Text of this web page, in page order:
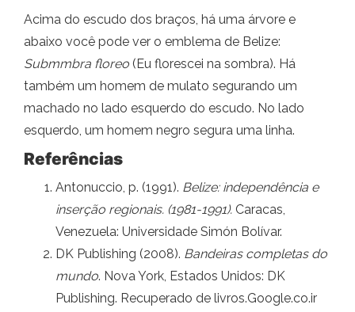
Acima do escudo dos braços, há uma árvore e
abaixo você pode ver o emblema de Belize:
Submmbra floreo (Eu florescei na sombra). Há
também um homem de mulato segurando um
machado no lado esquerdo do escudo. No lado
esquerdo, um homem negro segura uma linha.
Referências
Antonuccio, p. (1991). Belize: independência e
inserção regionais. (1981-1991). Caracas,
Venezuela: Universidade Simón Bolívar.
DK Publishing (2008). Bandeiras completas do
mundo. Nova York, Estados Unidos: DK
Publishing. Recuperado de livros.Google.co.ir